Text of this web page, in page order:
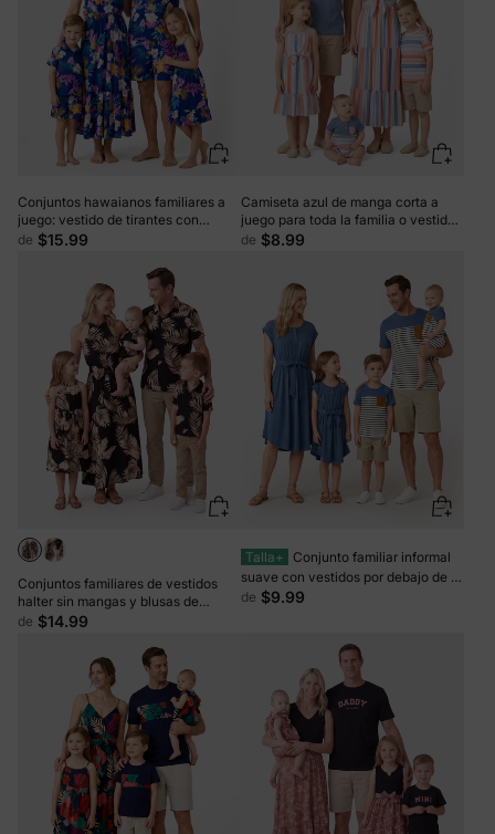
Conjuntos hawaianos familiares a
juego: vestido de tirantes con
estampado floral tropical o conjunto
manga corta, conjunto de ropa de
playa de verano para vacaciones,
azul profundo
de $15.99
Camiseta azul de manga corta a
juego para toda la familia o vestido
camisola de rayas de colores
de $8.99
Conjuntos familiares de vestidos
halter sin mangas y blusas de
manga corta con hojas lisas en
de $14.99
Talla+
Conjunto familiar informal
suave con vestidos por debajo de la
rodilla, botones delanteros y diseño
de $9.99